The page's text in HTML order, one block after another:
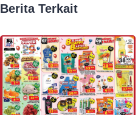
Berita Terkait